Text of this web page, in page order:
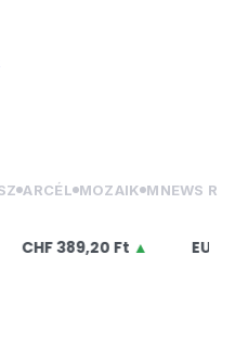
ARCÉL MOZAIK MNEWS
389,20 Ft▲